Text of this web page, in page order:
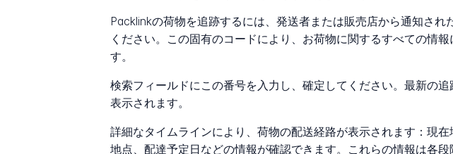
Packlinkの荷物を追跡するには、発送者または販売店から通知され
ください。この固有のコードにより、お荷物に関するすべての情報
す。
検索フィールドにこの番号を入力し、確定してください。最新の追
表示されます。
詳細なタイムラインにより、荷物の配送経路が表示されます：現
地点、配達予定日などの情報が確認できます。これらの情報は各段